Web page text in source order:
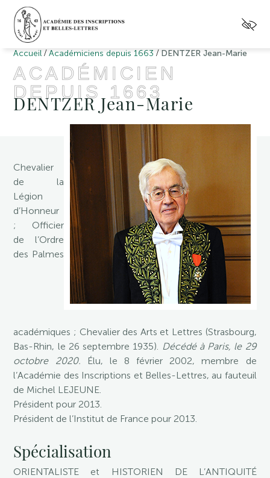
Accueil /Académiciens depuis 1663 / DENTZER Jean-Marie
ACADÉMICIEN
DEPUIS 1663
DENTZER Jean-Marie
Chevalier
de la
Légion
d’Honneur
; Officier
de l’Ordre
des Palmes
académiques ; Chevalier des Arts et Lettres (Strasbourg,
Bas-Rhin, le 26 septembre 1935). Décédé à Paris, le 29
octobre 2020. Élu, le 8 février 2002, membre de
l’Académie des Inscriptions et Belles-Lettres, au fauteuil
de Michel LEJEUNE.
Président pour 2013.
Président de l’Institut de France pour 2013.
Spécialisation
ORIENTALISTE et HISTORIEN DE L’ANTIQUITÉ